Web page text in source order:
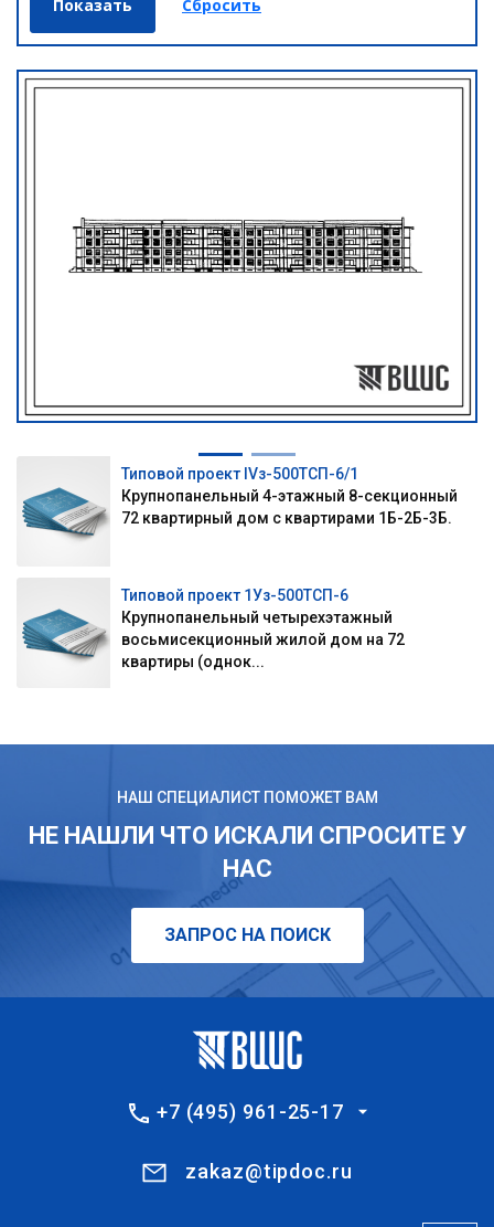
Типовой проект IVз-500ТСП-6/1
Крупнопанельный 4-этажный 8-секционный
72 квартирный дом с квартирами 1Б-2Б-3Б.
Типовой проект 1Уз-500ТСП-6
Крупнопанельный четырехэтажный
восьмисекционный жилой дом на 72
квартиры (однок...
НАШ СПЕЦИАЛИСТ ПОМОЖЕТ ВАМ
НЕ НАШЛИ ЧТО ИСКАЛИ СПРОСИТЕ У
НАС
ЗАПРОС НА ПОИСК
+7 (495) 961-25-17
zakaz@tipdoc.ru